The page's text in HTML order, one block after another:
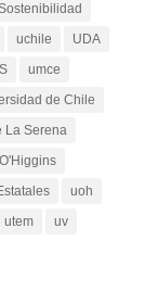
uchile
UDA
umce
de Chile
La Serena
uoh
utem
uv